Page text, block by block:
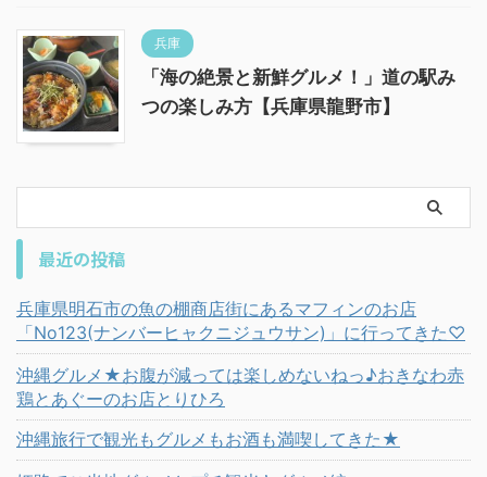
兵庫
「海の絶景と新鮮グルメ！」道の駅み
つの楽しみ方【兵庫県龍野市】
最近の投稿
兵庫県明石市の魚の棚商店街にあるマフィンのお店
「No123(ナンバーヒャクニジュウサン)」に行ってきた♡
沖縄グルメ★お腹が減っては楽しめないねっ♪おきなわ赤
鶏とあぐーのお店とりひろ
沖縄旅行で観光もグルメもお酒も満喫してきた★